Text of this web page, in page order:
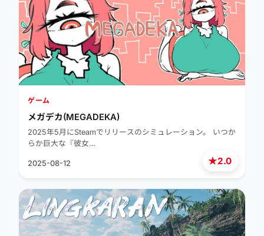
★2.0
ゲーム
メガデカ(MEGADEKA)
2025年5月にSteamでリリースのシミュレーション。 いつか
らか巨大な『彼女…
2025-08-12